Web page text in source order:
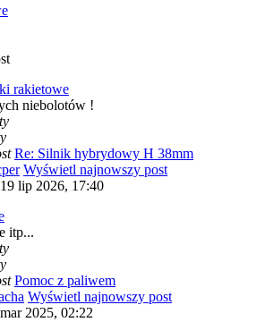
rakietowe
niebolotów !
Re: Silnik hybrydowy H 38mm
Wyświetl najnowszy post
lip 2026, 17:40
itp...
Pomoc z paliwem
Wyświetl najnowszy post
2025, 02:22